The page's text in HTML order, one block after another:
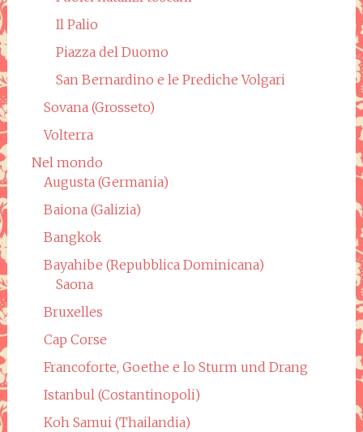
Il Palio
Piazza del Duomo
San Bernardino e le Prediche Volgari
Sovana (Grosseto)
Volterra
Nel mondo
Augusta (Germania)
Baiona (Galizia)
Bangkok
Bayahibe (Repubblica Dominicana)
Saona
Bruxelles
Cap Corse
Francoforte, Goethe e lo Sturm und Drang
Istanbul (Costantinopoli)
Koh Samui (Thailandia)